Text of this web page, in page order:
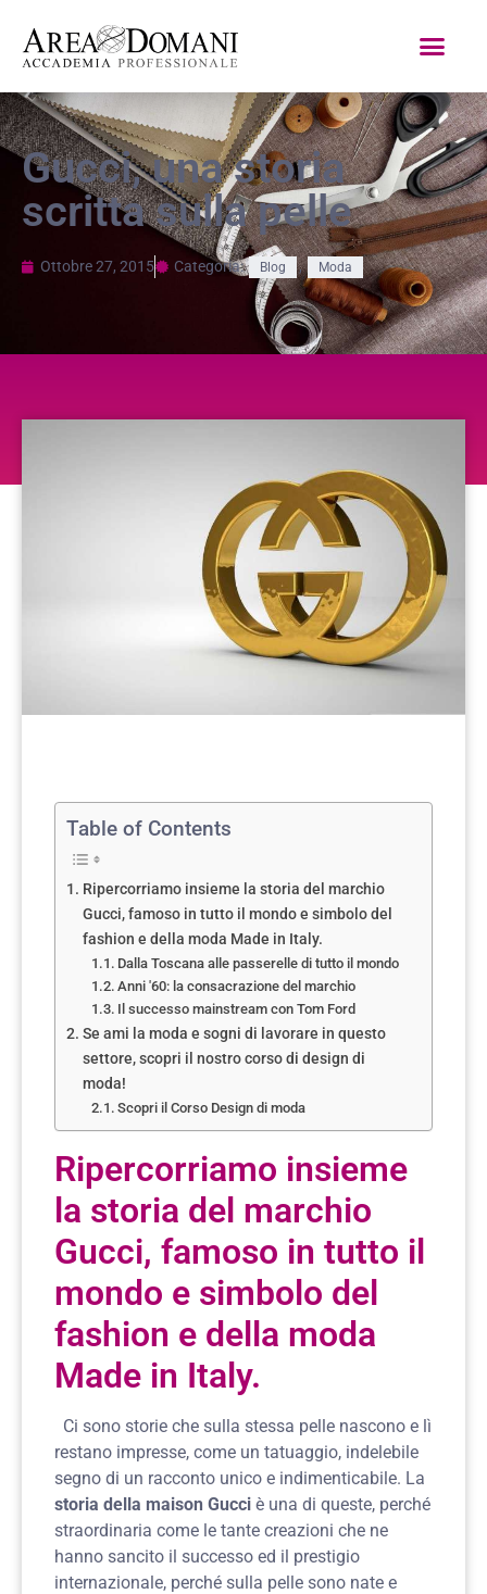
Gucci, una storia
scritta sulla pelle
Ottobre 27, 2015 Categoria: Blog , Moda
Table of Contents
Ripercorriamo insieme la storia del marchio
Gucci, famoso in tutto il mondo e simbolo del
fashion e della moda Made in Italy.
Dalla Toscana alle passerelle di tutto il mondo
Anni '60: la consacrazione del marchio
Il successo mainstream con Tom Ford
Se ami la moda e sogni di lavorare in questo
settore, scopri il nostro corso di design di
moda!
Scopri il Corso Design di moda
Ripercorriamo insieme
la storia del marchio
Gucci, famoso in tutto il
mondo e simbolo del
fashion e della moda
Made in Italy.
Ci sono storie che sulla stessa pelle nascono e lì
restano impresse, come un tatuaggio, indelebile
segno di un racconto unico e indimenticabile. La
storia della maison Gucci è una di queste, perché
straordinaria come le tante creazioni che ne
hanno sancito il successo ed il prestigio
internazionale, perché sulla pelle sono nate e